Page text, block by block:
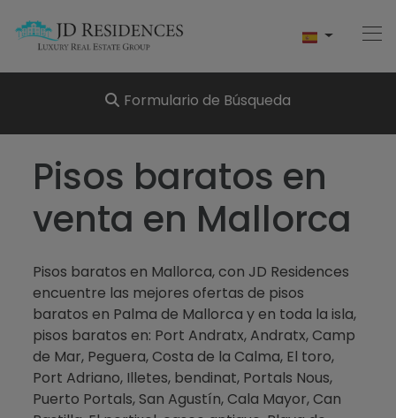
Comprar
Alquilar
Vender
Conócenos
Contacto
Formulario de Búsqueda
Pisos baratos en
venta en Mallorca
Pisos baratos en Mallorca, con JD Residences
encuentre las mejores ofertas de pisos
baratos en Palma de Mallorca y en toda la isla,
pisos baratos en: Port Andratx, Andratx, Camp
de Mar, Peguera, Costa de la Calma, El toro,
Port Adriano, Illetes, bendinat, Portals Nous,
Puerto Portals, San Agustín, Cala Mayor, Can